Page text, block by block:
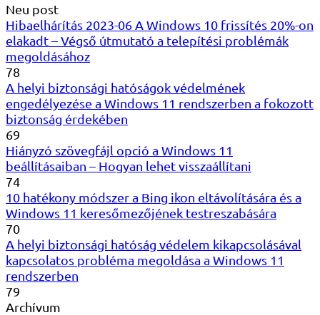
Neu post
Hibaelhárítás 2023-06 A Windows 10 frissítés 20%-on
elakadt – Végső útmutató a telepítési problémák
megoldásához
78
A helyi biztonsági hatóságok védelmének
engedélyezése a Windows 11 rendszerben a fokozott
biztonság érdekében
69
Hiányzó szövegfájl opció a Windows 11
beállításaiban – Hogyan lehet visszaállítani
74
10 hatékony módszer a Bing ikon eltávolítására és a
Windows 11 keresőmezőjének testreszabására
70
A helyi biztonsági hatóság védelem kikapcsolásával
kapcsolatos probléma megoldása a Windows 11
rendszerben
79
Archívum